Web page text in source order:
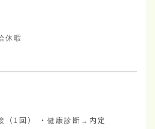
休暇
1回） ・健康診断→内定